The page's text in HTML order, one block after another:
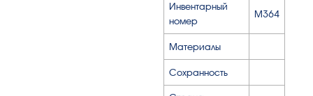
Инвентарный
номер
М364
Материалы
Сохранность